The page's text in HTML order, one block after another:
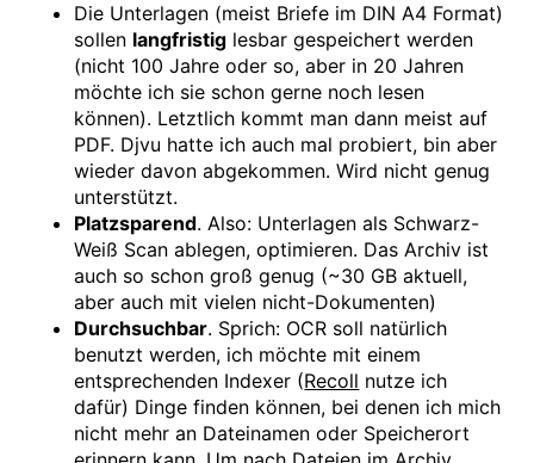
Die Unterlagen (meist Briefe im DIN A4 Format)
sollen langfristig lesbar gespeichert werden
(nicht 100 Jahre oder so, aber in 20 Jahren
möchte ich sie schon gerne noch lesen
können). Letztlich kommt man dann meist auf
PDF. Djvu hatte ich auch mal probiert, bin aber
wieder davon abgekommen. Wird nicht genug
unterstützt.
Platzsparend. Also: Unterlagen als Schwarz-
Weiß Scan ablegen, optimieren. Das Archiv ist
auch so schon groß genug (~30 GB aktuell,
aber auch mit vielen nicht-Dokumenten)
Durchsuchbar. Sprich: OCR soll natürlich
benutzt werden, ich möchte mit einem
entsprechenden Indexer (Recoll nutze ich
dafür) Dinge finden können, bei denen ich mich
nicht mehr an Dateinamen oder Speicherort